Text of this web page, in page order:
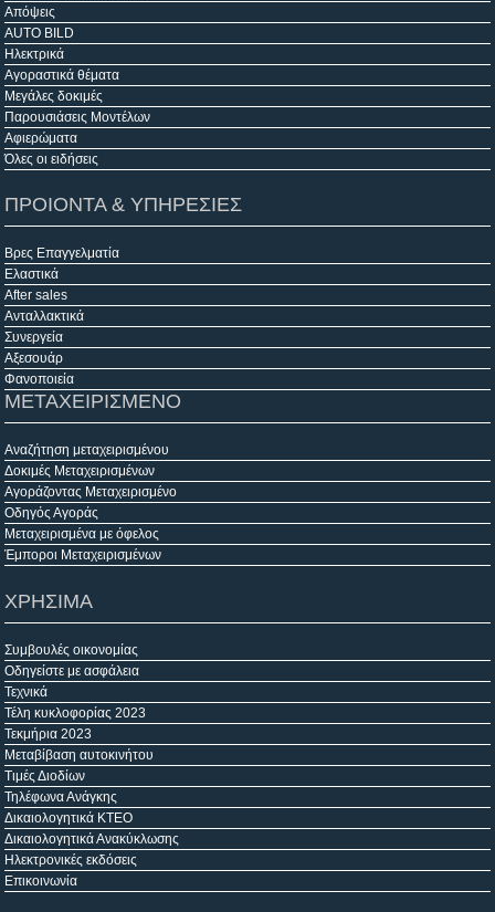
Απόψεις
AUTO BILD
Ηλεκτρικά
Αγοραστικά θέματα
Μεγάλες δοκιμές
Παρουσιάσεις Μοντέλων
Αφιερώματα
Όλες οι ειδήσεις
ΠΡΟΙΟΝΤΑ & ΥΠΗΡΕΣΙΕΣ
Βρες Επαγγελματία
Ελαστικά
After sales
Ανταλλακτικά
Συνεργεία
Αξεσουάρ
Φανοποιεία
ΜΕΤΑΧΕΙΡΙΣΜΕΝΟ
Αναζήτηση μεταχειρισμένου
Δοκιμές Μεταχειρισμένων
Αγοράζοντας Μεταχειρισμένο
Οδηγός Αγοράς
Μεταχειρισμένα με όφελος
Έμποροι Μεταχειρισμένων
ΧΡΗΣΙΜΑ
Συμβουλές οικονομίας
Οδηγείστε με ασφάλεια
Τεχνικά
Τέλη κυκλοφορίας 2023
Τεκμήρια 2023
Μεταβίβαση αυτοκινήτου
Τιμές Διοδίων
Τηλέφωνα Ανάγκης
Δικαιολογητικά ΚΤΕΟ
Δικαιολογητικά Ανακύκλωσης
Ηλεκτρονικές εκδόσεις
Επικοινωνία